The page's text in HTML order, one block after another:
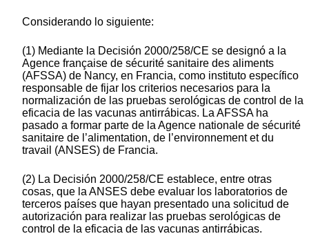
Considerando lo siguiente:
(1) Mediante la Decisión 2000/258/CE se designó a la
Agence française de sécurité sanitaire des aliments
(AFSSA) de Nancy, en Francia, como instituto específico
responsable de fijar los criterios necesarios para la
normalización de las pruebas serológicas de control de la
eficacia de las vacunas antirrábicas. La AFSSA ha
pasado a formar parte de la Agence nationale de sécurité
sanitaire de l’alimentation, de l’environnement et du
travail (ANSES) de Francia.
(2) La Decisión 2000/258/CE establece, entre otras
cosas, que la ANSES debe evaluar los laboratorios de
terceros países que hayan presentado una solicitud de
autorización para realizar las pruebas serológicas de
control de la eficacia de las vacunas antirrábicas.